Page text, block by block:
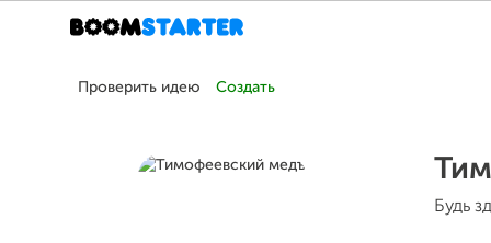
Проверить идею Создать
Будь